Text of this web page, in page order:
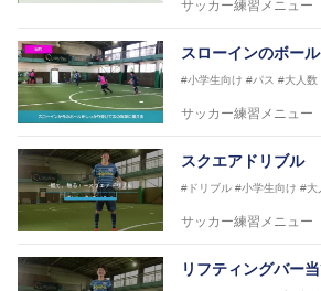
サッカー練習メニュー
スローインのボー
#小学生向け #パス #大人数
サッカー練習メニュー
スクエアドリブル
#ドリブル #小学生向け #大
サッカー練習メニュー
リフティングバー